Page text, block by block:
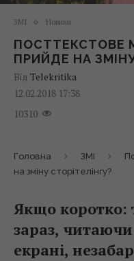
ЗМІ Новини
ПОСТТЕКСТОВЕ
ПРИЙДЕ НА
Від Telekritika
12.02.2018 17:38
10310
Головна ЗМІ
на зміну сторітелінгу?
Якщо коротко:
зараз,
екрані,